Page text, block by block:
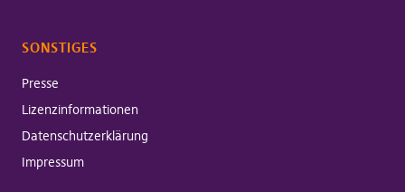
SONSTIGES
Presse
Lizenzinformationen
Datenschutzerklärung
Impressum